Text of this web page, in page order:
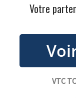
Votre
VTC